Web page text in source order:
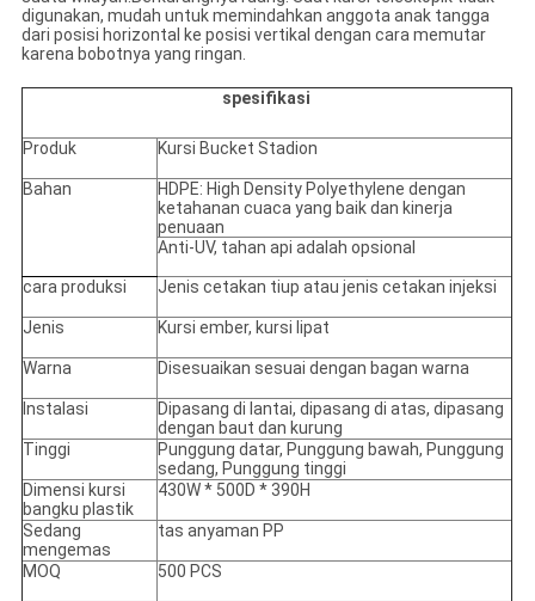
digunakan, mudah untuk memindahkan anggota anak tangga
dari posisi horizontal ke posisi vertikal dengan cara memutar
karena bobotnya yang ringan.
spesifikasi
Produk Kursi Bucket Stadion
Bahan
HDPE: High Density Polyethylene dengan
ketahanan cuaca yang baik dan kinerja
penuaan
Anti-UV, tahan api adalah opsional
cara produksi Jenis cetakan tiup atau jenis cetakan injeksi
Jenis Kursi ember, kursi lipat
Warna Disesuaikan sesuai dengan bagan warna
Instalasi
Dipasang di lantai, dipasang di atas, dipasang
dengan baut dan kurung
Tinggi
Punggung datar, Punggung bawah, Punggung
sedang, Punggung tinggi
Dimensi kursi
bangku plastik
430W * 500D * 390H
Sedang
mengemas
tas anyaman PP
MOQ 500 PCS